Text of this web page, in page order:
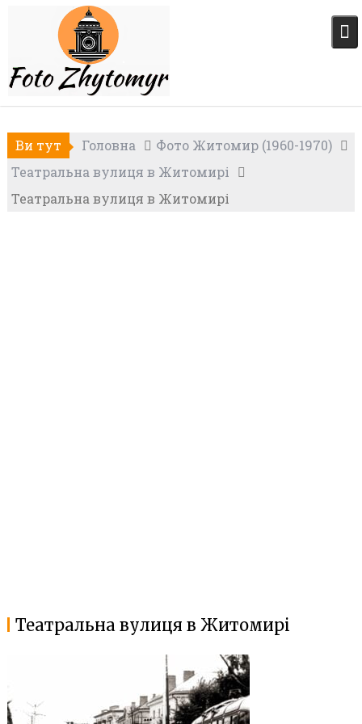
Ви тут Головна
Фото Житомир (1960-1970)
Театральна вулиця в Житомирі
Театральна вулиця в Житомирі
Театральна вулиця в Житомирі